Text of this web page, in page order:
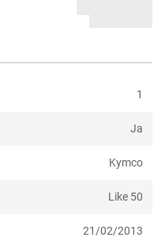
1
Ja
Kymco
Like 50
21/02/2013